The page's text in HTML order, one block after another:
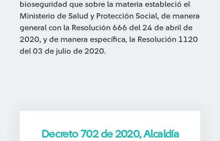
bioseguridad que sobre la materia estableció el
Ministerio de Salud y Protección Social, de manera
general con la Resolución 666 del 24 de abril de
2020, y de manera específica, la Resolución 1120
del 03 de julio de 2020.
Decreto 702 de 2020, Alcaldía